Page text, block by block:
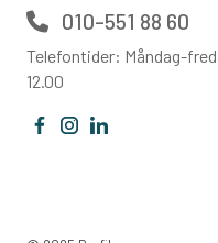
010-551 88 60
Telefontider: Måndag-
12.00